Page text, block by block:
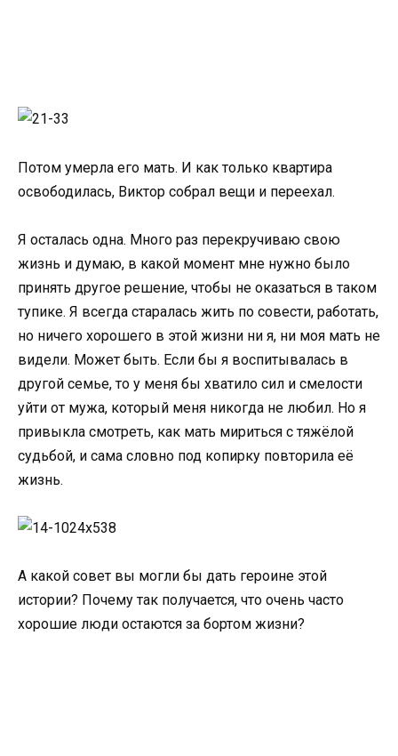
Потом умерла его мать. И как только квартира
освободилась, Виктор собрал вещи и переехал.
Я осталась одна. Много раз перекручиваю свою
жизнь и думаю, в какой момент мне нужно было
принять другое решение, чтобы не оказаться в таком
тупике. Я всегда старалась жить по совести, работать,
но ничего хорошего в этой жизни ни я, ни моя мать не
видели. Может быть. Если бы я воспитывалась в
другой семье, то у меня бы хватило сил и смелости
уйти от мужа, который меня никогда не любил. Но я
привыкла смотреть, как мать мириться с тяжёлой
судьбой, и сама словно под копирку повторила её
жизнь.
А какой совет вы могли бы дать героине этой
истории? Почему так получается, что очень часто
хорошие люди остаются за бортом жизни?